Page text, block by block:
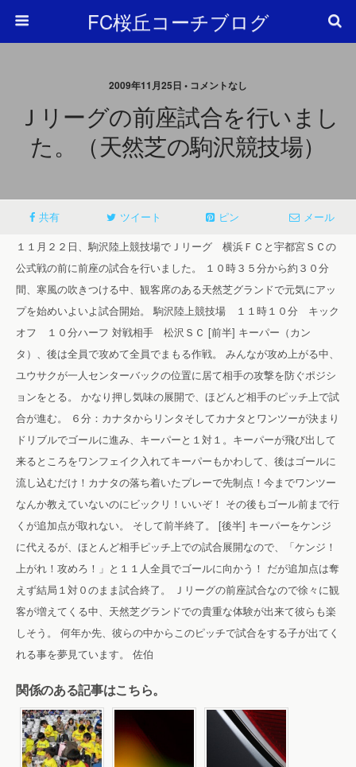
FC桜丘コーチブログ
2009年11月25日 • コメントなし
Ｊリーグの前座試合を行いまし
た。（天然芝の駒沢競技場）
共有 ツイート ピン
メール
１１月２２日、駒沢陸上競技場でＪリーグ 横浜ＦＣと宇都宮ＳＣの
公式戦の前に前座の試合を行いました。
１０時３５分から約３０分
間、寒風の吹きつける中、観客席のある天然芝グランドで元気にアッ
プを始めいよいよ試合開始。
駒沢陸上競技場 １１時１０分 キック
オフ １０分ハーフ 対戦相手 松沢ＳＣ [前半] キーパー（カン
タ）、後は全員で攻めて全員でまもる作戦。
みんなが攻め上がる中、
ユウサクが一人センターバックの位置に居て相手の攻撃を防ぐポジシ
ョンをとる。
かなり押し気味の展開で、ほどんど相手のピッチ上で試
合が進む。
６分：カナタからリンタそしてカナタとワンツーが決まり
ドリブルでゴールに進み、キーパーと１対１。キーパーが飛び出して
来るところをワンフェイク入れてキーパーもかわして、後はゴールに
流し込むだけ！カナタの落ち着いたプレーで先制点！今までワンツー
なんか教えていないのにビックリ！いいぞ！ その後もゴール前まで行
くが追加点が取れない。
そして前半終了。 [後半] キーパーをケンジ
に代えるが、ほとんど相手ピッチ上での試合展開なので、「ケンジ！
上がれ！攻めろ！」と１１人全員でゴールに向かう！ だが追加点は奪
えず結局１対０のまま試合終了。
Ｊリーグの前座試合なので徐々に観
客が増えてくる中、天然芝グランドでの貴重な体験が出来て彼らも楽
しそう。
何年か先、彼らの中からこのピッチで試合をする子が出てく
れる事を夢見ています。
佐伯
関係のある記事はこちら。